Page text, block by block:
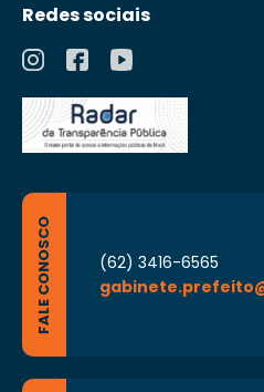
Redes sociais
FALE CONOSCO
(62) 3416-6565